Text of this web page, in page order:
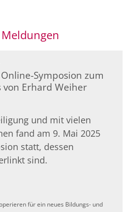
Symposion zum
Erhard Weiher
und mit vielen
fand am 9. Mai 2025
statt, dessen
sind.
für ein neues Bildungs- und